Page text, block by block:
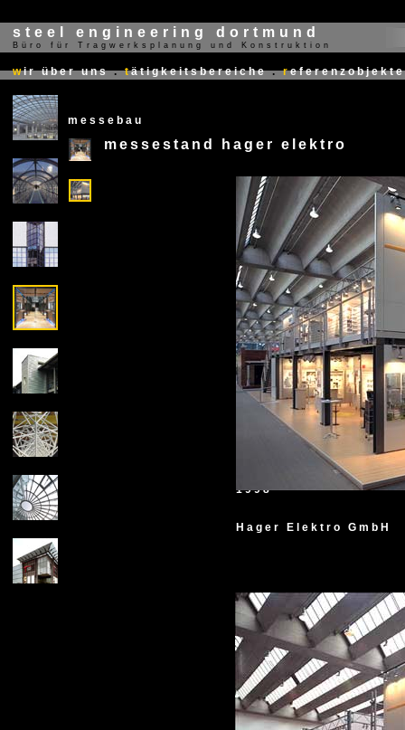
steel engineering dortmund
Büro für Tragwerksplanung und Konstruktion
wir über uns . tätigkeitsbereiche . referenzobjekte
messebau
X
messestand hager elektro
X
1998
Hager Elektro GmbH